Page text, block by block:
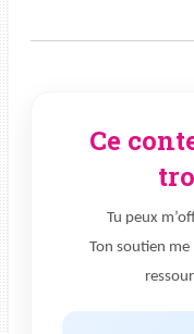
Ce
Tu peux
Ton soutien